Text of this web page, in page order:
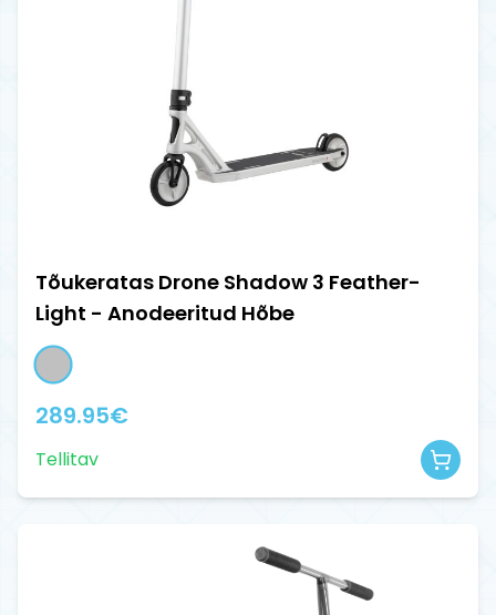
Tõukeratas Drone Shadow 3 Feather-
Light - Anodeeritud Hõbe
289.95€
Tellitav